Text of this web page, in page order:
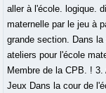
aller à l'école. logique.
maternelle par le jeu à
grande section. Dans
ateliers pour l'école
Membre de la CPB. !
Jeux Dans la cour de